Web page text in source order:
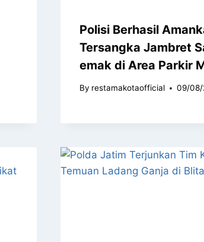
Polisi Berhasil
Tersangka Jambret
emak di Area Parkir
By restamakotaofficial 09/08/